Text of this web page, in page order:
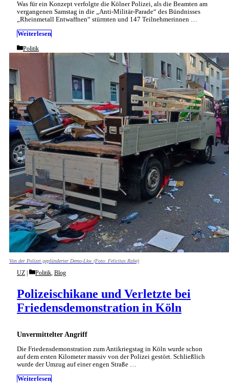
Was für ein Konzept verfolgte die Kölner Polizei, als die Beamten am
vergangenen Samstag in die „Anti-Militär-Parade“ des Bündnisses
„Rheinmetall Entwaffnen“ stürmten und 147 Teilnehmerinnen …
Weiterlesen
Categories
Politik
Von der Polizei geplünderter Demo-Lkw (Foto: Felicitas Rabe)
Unvermittelter Angriff
Polizeischikane und Verletzte bei
Friedensdemonstration in Köln
UZ Categories
Politik Blog
Die Friedensdemonstration zum Antikriegstag in Köln wurde schon
auf dem ersten Kilometer massiv von der Polizei gestört. Schließlich
wurde der Umzug auf einer engen Straße …
Weiterlesen